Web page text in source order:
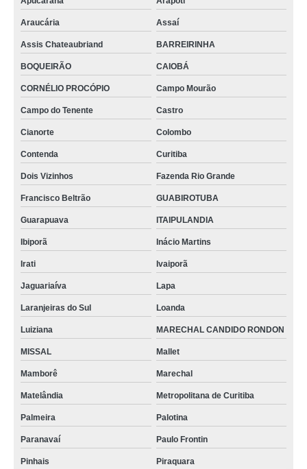
Araucária Assaí
Assis Chateaubriand BARREIRINHA
BOQUEIRÃO CAIOBÁ
CORNÉLIO PROCÓPIO Campo Mourão
Campo do Tenente Castro
Cianorte Colombo
Contenda Curitiba
Dois Vizinhos Fazenda Rio Grande
Francisco Beltrão GUABIROTUBA
Guarapuava ITAIPULANDIA
Ibiporã Inácio Martins
Irati Ivaiporã
Jaguariaíva Lapa
Laranjeiras do Sul Loanda
Luiziana MARECHAL CANDIDO RONDON
MISSAL Mallet
Mamborê Marechal
Matelândia Metropolitana de Curitiba
Palmeira Palotina
Paranavaí Paulo Frontin
Pinhais Piraquara